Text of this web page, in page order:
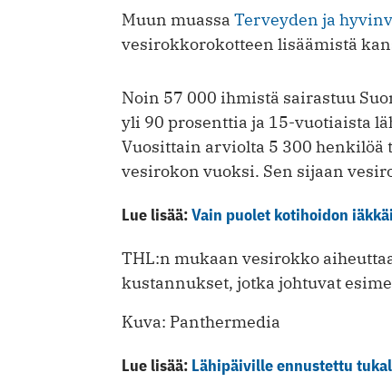
Muun muassa Terveyden ja
vesirokkorokotteen lisäämistä
Noin 57 000 ihmistä sairastuu
yli 90 prosenttia ja 15-vuotiaista
Vuosittain arviolta 5 300
vesirokon vuoksi. Sen sijaan
Lue lisää:Vain puolet kotihoidon
THL:n mukaan vesirokko
kustannukset, jotka johtuvat
Kuva: Panthermedia
Lue lisää: Lähipäiville ennustettu